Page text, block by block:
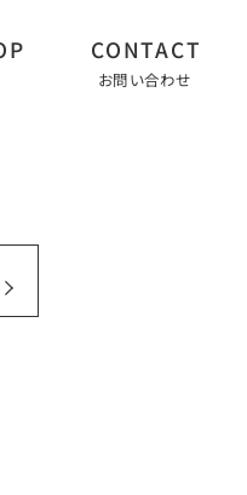
お問い合わせ